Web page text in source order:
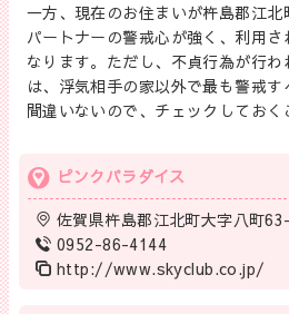
一方、現在のお住まいが杵島郡江北
パートナーの警戒心が強く、利用さ
なります。ただし、不貞行為が行
は、浮気相手の家以外で最も警戒
間違いないので、チェックしておく
ピンクパラダイス
佐賀県杵島郡江北町大字八町
0952-86-4144
http://www.skyclub.co.jp/